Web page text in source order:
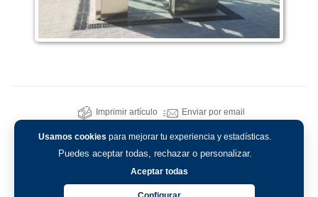
Usamos cookies para mejorar tu experiencia y estadísticas.
Puedes aceptar todas, rechazar o personalizar.
Aceptar todas
Imprimir artículo Enviar por email